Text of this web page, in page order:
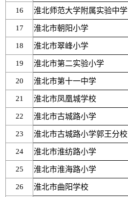
16 淮北师范大学附属实验中学
17 淮北市朝阳小学
18 淮北市翠峰小学
19 淮北市第二实验小学
20 淮北市第十一中学
21 淮北市凤凰城学校
22 淮北市古城路小学
23 淮北市古城路小学郭王分校
24 淮北市淮纺路小学
25 淮北市淮海路小学
26 淮北市曲阳学校